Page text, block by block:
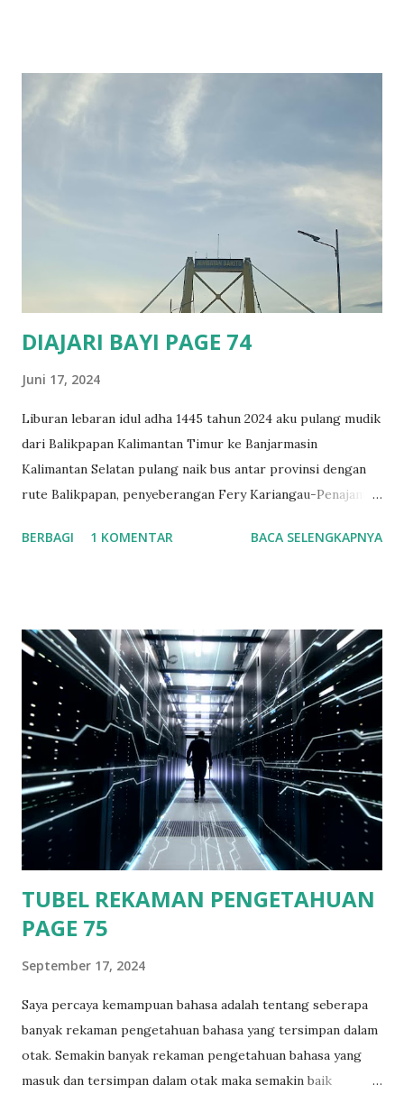
kedipan lentera jantan dan direspon oleh betina adalah
digunakan untuk berburu kunang betina dengan
menggunakan kedipan cahaya dari pen light untuk meniru
pola kedipan cahaya dari jantan. Kemampuan berburu
kunang betina dan menangkap betina kunang jenis P. pyralis
menjadikannya ideal untuk mempelajarinya dan meneliti
DIAJARI BAYI PAGE 74
Juni 17, 2024
Liburan lebaran idul adha 1445 tahun 2024 aku pulang mudik
dari Balikpapan Kalimantan Timur ke Banjarmasin
Kalimantan Selatan pulang naik bus antar provinsi dengan
rute Balikpapan, penyeberangan Fery Kariangau-Penajam
Binuang, Mataraman, Astambul, Martapura, Banjarbaru,
keadaanny antri mau masuk ke Fery. Karena mendekati mau
libur hari raya kurban dan weekend jadi diperkirakan
karena ituah banyak orang melakukan perjalanan Kaltim ke
Kalsel. Saat di Fery aku naik ke rooftop ada tempat duduk di
samping ruangan kapten pengemudi fery. Saat itu bulan
telah terlihat dengan terang, suasana langit yang cerah
membuat bulan dan bintang terlihat terang dan jelas. Sambil
memandang ke langit dengan hiasan bulan dan bintang yang
terlihat begitu indah. Ditambah hembusan angin laut malam
ya...
BERBAGI 1 KOMENTAR BACA SELENGKAPNYA
TUBEL REKAMAN PENGETAHUAN
PAGE 75
September 17, 2024
Saya percaya kemampuan bahasa adalah tentang seberapa
banyak rekaman pengetahuan bahasa yang tersimpan dalam
otak. Semakin banyak rekaman pengetahuan bahasa yang
masuk dan tersimpan dalam otak maka semakin baik